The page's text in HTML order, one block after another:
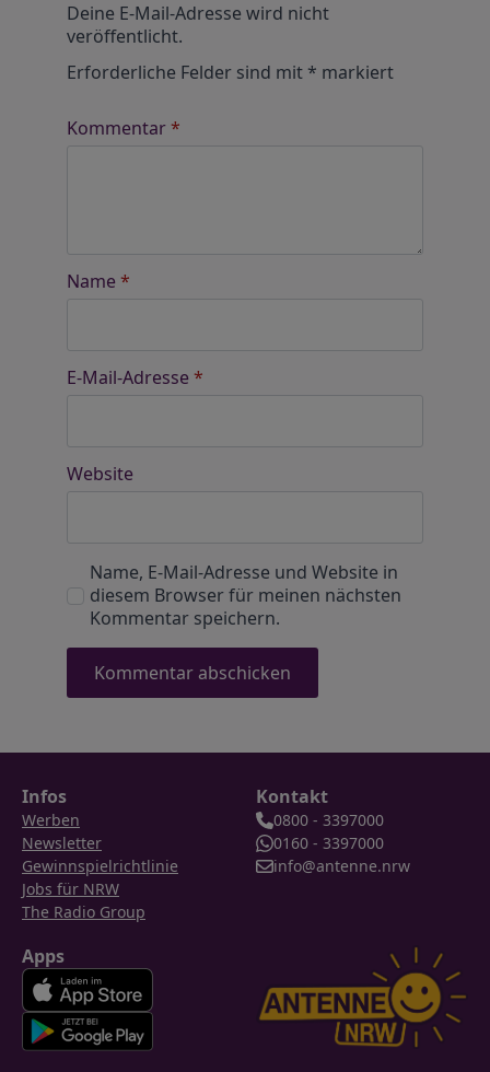
Deine E-Mail-Adresse wird nicht
veröffentlicht.
Erforderliche Felder sind mit* markiert
Kommentar*
Name *
E-Mail-Adresse *
Website
Name, E-Mail-Adresse und Website in
diesem Browser für meinen nächsten
Kommentar speichern.
Infos
Werben
Newsletter
Gewinnspielrichtlinie
Jobs für NRW
The Radio Group
Kontakt
0800 - 3397000
0160 - 3397000
info@antenne.nrw
Apps